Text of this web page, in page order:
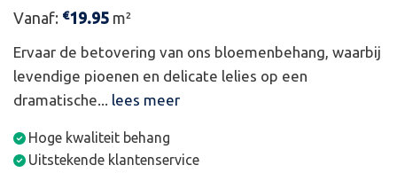
Vanaf: €19.95 m²
Ervaar de betovering van ons bloemenbehang, waarbij
levendige pioenen en delicate lelies op een
dramatische... lees meer
Hoge kwaliteit behang
Uitstekende klantenservice